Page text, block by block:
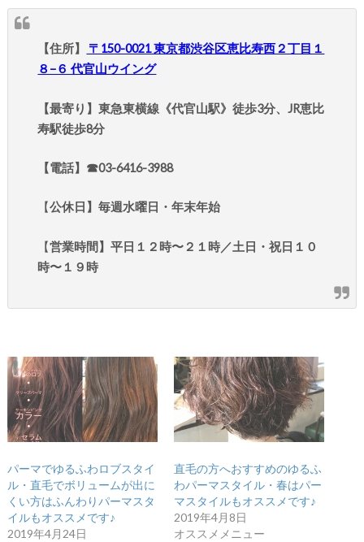
【住所】
〒150-0021 東京都渋谷区恵比寿西２丁目１
８−６ 代官山ウイング
【最寄り】東急東横線《代官山駅》徒歩3分、JR恵比
寿駅徒歩8分
【電話】☎︎03-6416-3988
【公休日】毎週水曜日・年末年始
【営業時間】平日１２時〜２１時／土日・祝日１０
時〜１９時
パーマでゆるふわロブスタイ
ル・直毛でボリュームが出に
くい方はふんわりパーマスタ
イルもオススメです♪
2019年4月24日
直毛の方へおすすめのゆるふ
わパーマスタイル・春はパー
マスタイルもオススメです♪
2019年4月8日
オススメメニュー